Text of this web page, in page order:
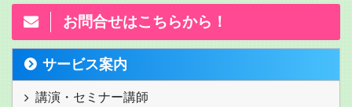
お問合せはこちらから！
サービス案内
講演・セミナー講師